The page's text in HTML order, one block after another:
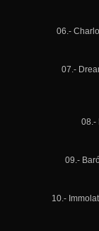
06.-
07.-
08.-
09.-
10.-